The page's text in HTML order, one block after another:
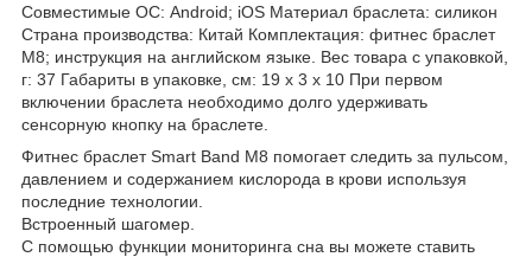
Совместимые ОС: Android; iOS Материал браслета: силикон
Страна производства: Китай Комплектация: фитнес браслет
M8; инструкция на английском языке. Вес товара с упаковкой,
г: 37 Габариты в упаковке, см: 19 х 3 х 10 При первом
включении браслета необходимо долго удерживать
сенсорную кнопку на браслете.
Фитнес браслет Smart Band M8 помогает следить за пульсом,
давлением и содержанием кислорода в крови используя
последние технологии.
Встроенный шагомер.
С помощью функции мониторинга сна вы можете ставить